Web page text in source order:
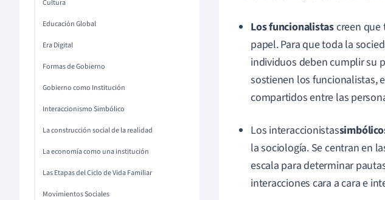
Cultura
Educación Global
Era Digital
Formas de Gobierno
Gobierno como Institución
Interaccionismo Simbólico
La construcción social de la realidad
La economía como una institución
Las Etapas del Ciclo de Vida Familiar
Movimientos Sociales
Los funcionalistascreen que
papel. Para que toda la
individuos deben cumplir su
sostienen los funcionalistas,
compartidos entre las
Los interaccionistas
la sociología. Se centran en
escala para determinar
interacciones cara a cara e